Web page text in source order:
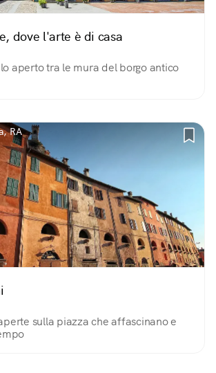
dove l'arte è di casa
aperto tra le mura del borgo antico
RA
sulla piazza che affascinano e